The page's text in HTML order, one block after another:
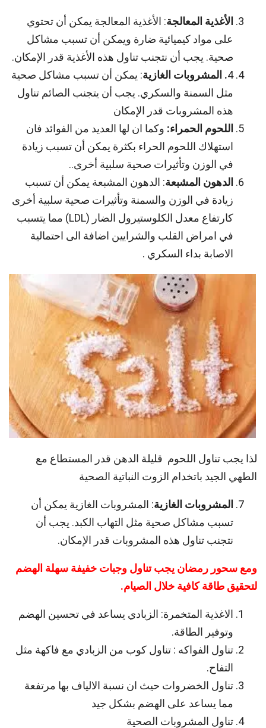
الأغذية المعالجة: الأغذية المعالجة يمكن أن تحتوي
على مواد كيميائية ضارة ويمكن أن تسبب مشاكل
صحية. يجب أن نتجنب تناول هذه الأغذية قدر الإمكان.
4. المشروبات الغازية: يمكن أن تسبب مشاكل صحية
مثل السمنة والسكري. يجب أن يتجنب الصائم تناول
هذه المشروبات قدر الإمكان
اللحوم الحمراء: وكما ان لها العديد من الفوائد فان
استهلاك اللحوم الحراء بكثرة يمكن أن تسبب زيادة
في الوزن وتأثيرات صحية سلبية أخرى..
الدهون المشبعة: الدهون المشبعة يمكن أن تسبب
زيادة في الوزن والسمنة وتأثيرات صحية سلبية أخرى
كارتفاع معدل الكلوستيرول الضار (LDL) مما يتسبب
في امراض القلب والشرايين اضافة الى احتمالية
الاصابة بداء السكري .
لذا يجب تناول اللحوم قليلة الدهن قدر المستطاع مع
الطهي الجيد باتخدام الزوت النباتية الصحية
المشروبات الغازية: المشروبات الغازية يمكن أن
تسبب مشاكل صحية مثل التهاب الكبد. يجب أن
نتجنب تناول هذه المشروبات قدر الإمكان.
ومع سحور رمضان يجب تناول وجبات خفيفة سهلة الهضم
لتحقيق طاقة كافية خلال الصيام.
الاغذية المتخمرة: الزبادي يساعد في تحسين الهضم
وتوفير الطاقة.
تناول الفواكه : تناول كوب من الزبادي مع فاكهة مثل
التفاح.
تناول الخضروات حيث ان نسبة الالياف بها مرتفعة
مما يساعد على الهضم بشكل جيد
تناول المشروبات الصحية